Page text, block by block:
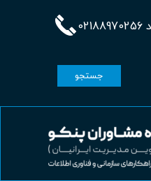
جستجو